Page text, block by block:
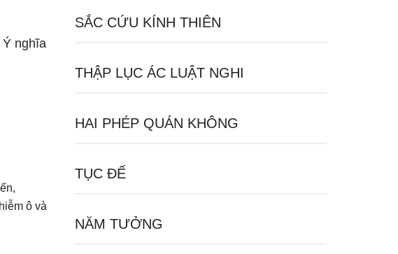
nghĩa
ô và
SẮC CỨU KÍNH THIÊN
THẬP LỤC ÁC LUẬT NGHI
HAI PHÉP QUÁN KHÔNG
TỤC ĐẾ
NĂM TƯỞNG